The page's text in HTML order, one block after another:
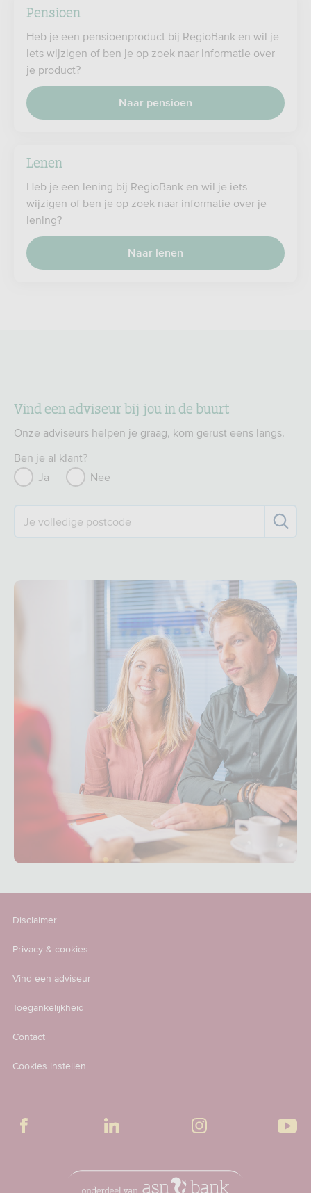
Pensioen
Heb je een pensioenproduct bij RegioBank en wil je
iets wijzigen of ben je op zoek naar informatie over
je product?
Naar pensioen
Lenen
Heb je een lening bij RegioBank en wil je iets
wijzigen of ben je op zoek naar informatie over je
lening?
Naar lenen
Vind een adviseur bij jou in de buurt
Onze adviseurs helpen je graag, kom gerust eens langs.
Ben je al klant?
Ja
Nee
Je volledige postcode
Disclaimer
Privacy & cookies
Vind een adviseur
Toegankelijkheid
Contact
Cookies instellen